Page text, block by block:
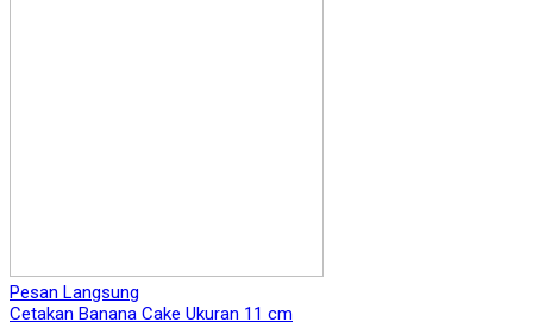
Pesan Langsung
Cetakan Banana Cake Ukuran 11 cm